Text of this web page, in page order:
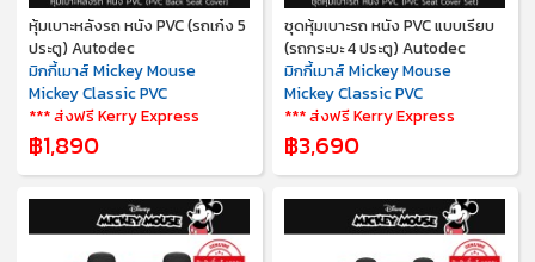
หุ้มเบาะหลังรถ หนัง PVC (รถเก๋ง 5
ประตู) Autodec
มิกกี้เมาส์ Mickey Mouse
Mickey Classic PVC
*** ส่งฟรี Kerry Express
฿1,890
ชุดหุ้มเบาะรถ หนัง PVC แบบเรียบ
(รถกระบะ 4 ประตู) Autodec
มิกกี้เมาส์ Mickey Mouse
Mickey Classic PVC
*** ส่งฟรี Kerry Express
฿3,690